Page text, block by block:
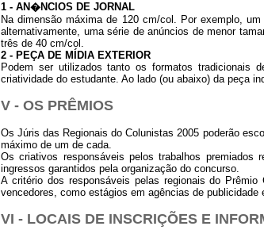
1 - AN�NCIOS DE JORNAL
Na dimensão máxima de 120 cm/col. Por exemplo,
alternativamente, uma série de anúncios de menor
três de 40 cm/col.
2 - PEÇA DE MÍDIA EXTERIOR
Podem ser utilizados tanto os formatos tradicionais
criatividade do estudante. Ao lado (ou abaixo) da peça
V - OS PRÊMIOS
Os Júris das Regionais do Colunistas 2005 poderão
máximo de um de cada.
Os criativos responsáveis pelos trabalhos
ingressos garantidos pela organização do concurso.
A critério dos responsáveis pelas regionais do
vencedores, como estágios em agências de publicidade
VI - LOCAIS DE INSCRIÇÕES E